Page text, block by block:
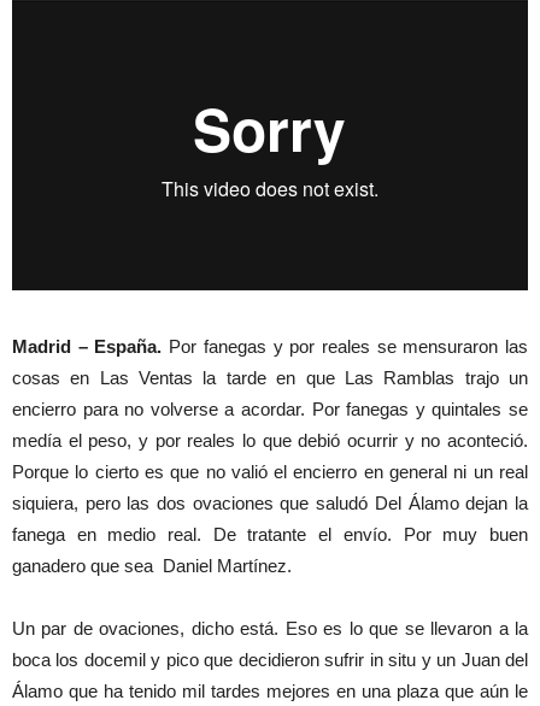
Madrid – España. Por fanegas y por reales se mensuraron las
cosas en Las Ventas la tarde en que Las Ramblas trajo un
encierro para no volverse a acordar. Por fanegas y quintales se
medía el peso, y por reales lo que debió ocurrir y no aconteció.
Porque lo cierto es que no valió el encierro en general ni un real
siquiera, pero las dos ovaciones que saludó Del Álamo dejan la
fanega en medio real. De tratante el envío. Por muy buen
ganadero que sea Daniel Martínez.
Un par de ovaciones, dicho está. Eso es lo que se llevaron a la
boca los docemil y pico que decidieron sufrir in situ y un Juan del
Álamo que ha tenido mil tardes mejores en una plaza que aún le